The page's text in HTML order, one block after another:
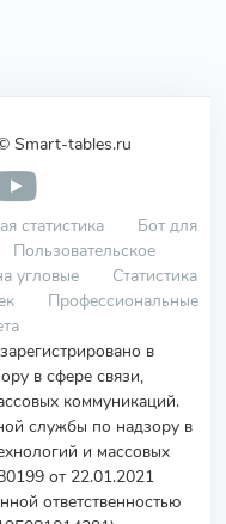
Smart-tables.ru
статистика
Бот для
Пользовательское
угловые
Статистика
Профессиональные
в
в сфере связи,
коммуникаций.
службы по надзору в
и массовых
от 22.01.2021
ответственностью